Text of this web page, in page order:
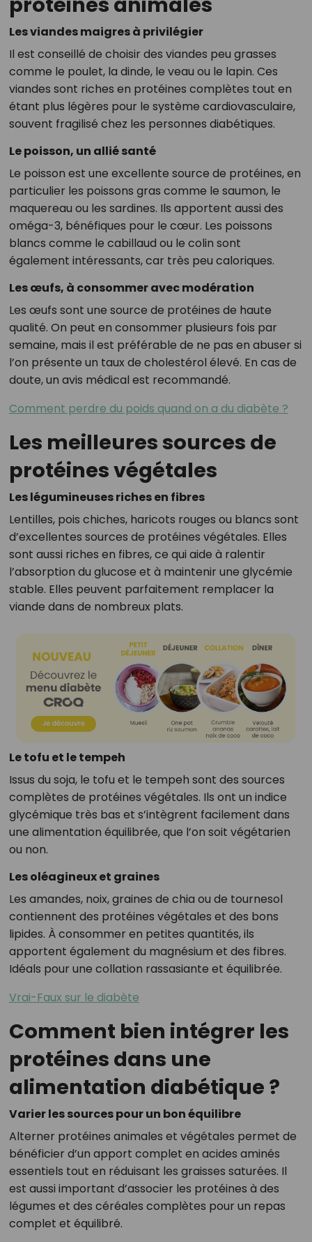
Les viandes maigres à privilégier
Il est conseillé de choisir des viandes peu grasses
comme le poulet, la dinde, le veau ou le lapin. Ces
viandes sont riches en protéines complètes tout en
étant plus légères pour le système cardiovasculaire,
souvent fragilisé chez les personnes diabétiques.
Le poisson, un allié santé
Le poisson est une excellente source de protéines, en
particulier les poissons gras comme le saumon, le
maquereau ou les sardines. Ils apportent aussi des
oméga-3, bénéfiques pour le cœur. Les poissons
blancs comme le cabillaud ou le colin sont
également intéressants, car très peu caloriques.
Les œufs, à consommer avec modération
Les œufs sont une source de protéines de haute
qualité. On peut en consommer plusieurs fois par
semaine, mais il est préférable de ne pas en abuser si
l’on présente un taux de cholestérol élevé. En cas de
doute, un avis médical est recommandé.
Comment perdre du poids quand on a du diabète ?
Les meilleures sources de
protéines végétales
Les légumineuses riches en fibres
Lentilles, pois chiches, haricots rouges ou blancs sont
d’excellentes sources de protéines végétales. Elles
sont aussi riches en fibres, ce qui aide à ralentir
l’absorption du glucose et à maintenir une glycémie
stable. Elles peuvent parfaitement remplacer la
viande dans de nombreux plats.
Le tofu et le tempeh
Issus du soja, le tofu et le tempeh sont des sources
complètes de protéines végétales. Ils ont un indice
glycémique très bas et s’intègrent facilement dans
une alimentation équilibrée, que l’on soit végétarien
ou non.
Les oléagineux et graines
Les amandes, noix, graines de chia ou de tournesol
contiennent des protéines végétales et des bons
lipides. À consommer en petites quantités, ils
apportent également du magnésium et des fibres.
Idéals pour une collation rassasiante et équilibrée.
Vrai-Faux sur le diabète
Comment bien intégrer les
protéines dans une
alimentation diabétique ?
Varier les sources pour un bon équilibre
Alterner protéines animales et végétales permet de
bénéficier d’un apport complet en acides aminés
essentiels tout en réduisant les graisses saturées. Il
est aussi important d’associer les protéines à des
légumes et des céréales complètes pour un repas
complet et équilibré.